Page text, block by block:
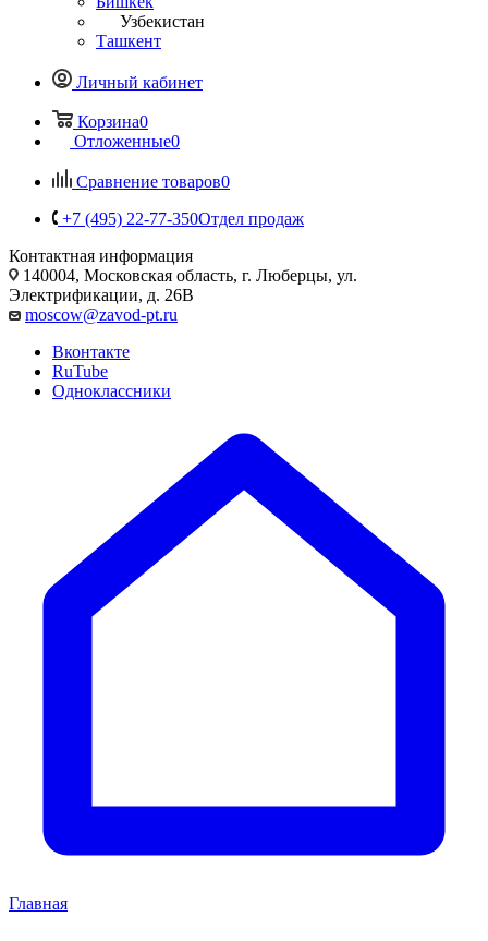
Узбекистан
Ташкент
Личный кабинет
Корзина0
Отложенные0
Сравнение товаров0
+7 (495) 22-77-350Отдел продаж
Контактная информация
140004, Московская область, г. Люберцы, ул.
Электрификации, д. 26В
moscow@zavod-pt.ru
Вконтакте
RuTube
Одноклассники
Главная